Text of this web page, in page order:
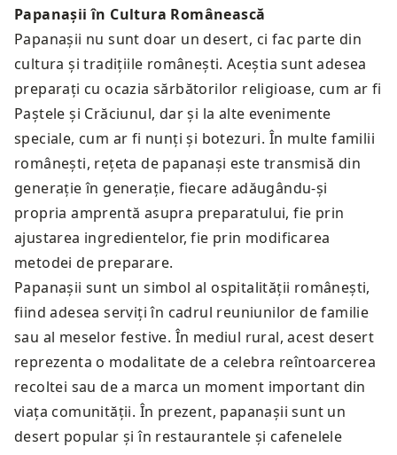
Papanașii în Cultura Românească
Papanașii nu sunt doar un desert, ci fac parte din
cultura și tradițiile românești. Aceștia sunt adesea
preparați cu ocazia sărbătorilor religioase, cum ar fi
Paștele și Crăciunul, dar și la alte evenimente
speciale, cum ar fi nunți și botezuri. În multe familii
românești, rețeta de papanași este transmisă din
generație în generație, fiecare adăugându-și
propria amprentă asupra preparatului, fie prin
ajustarea ingredientelor, fie prin modificarea
metodei de preparare.
Papanașii sunt un simbol al ospitalității românești,
fiind adesea serviți în cadrul reuniunilor de familie
sau al meselor festive. În mediul rural, acest desert
reprezenta o modalitate de a celebra reîntoarcerea
recoltei sau de a marca un moment important din
viața comunității. În prezent, papanașii sunt un
desert popular și în restaurantele și cafenelele